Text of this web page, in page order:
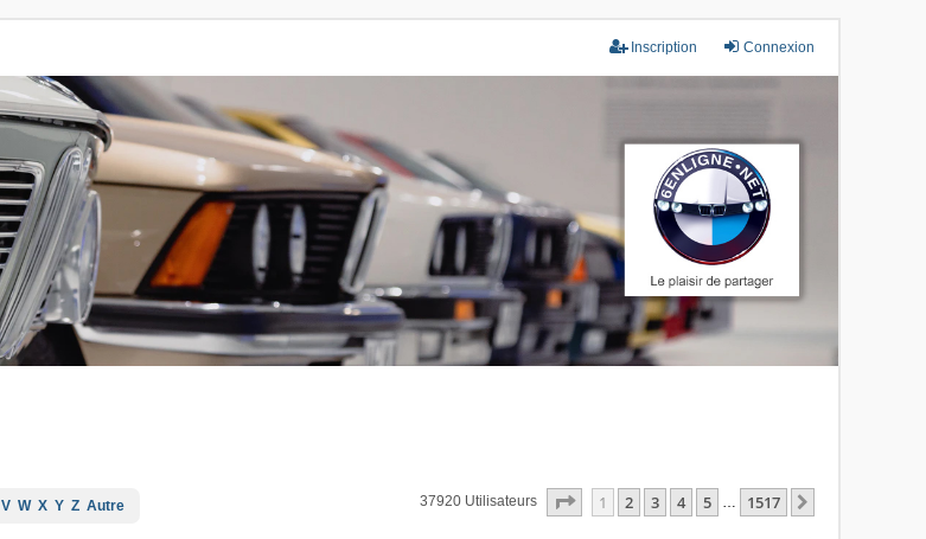
Connexion
Inscription
V W X Y Z Autre 37920 Utilisateurs Page Sur1517
1 2 3 4 5 … 1517